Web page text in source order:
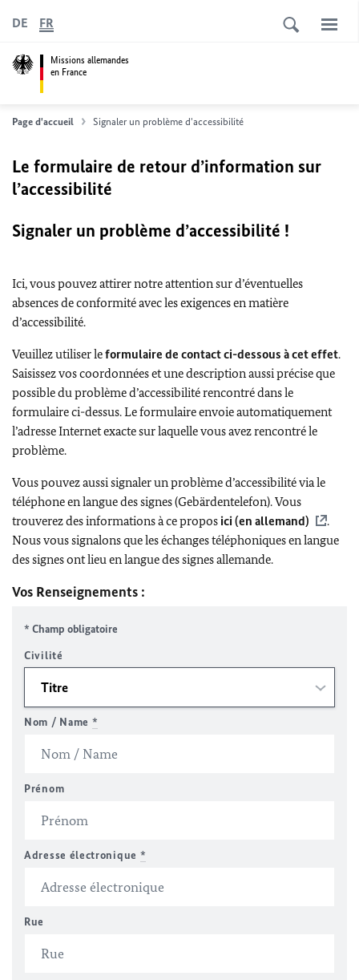
Missions allemandes
en France
DE FR
Page d'accueil Signaler un problème d'accessibilité
Le formulaire de retour d’information sur
l’accessibilité
Signaler un problème d’accessibilité !
Ici, vous pouvez attirer notre attention sur d’éventuelles
absences de conformité avec les exigences en matière
d’accessibilité.
Veuillez utiliser leformulaire de contact ci-dessous à cet effet.
Saisissez vos coordonnées et une description aussi précise que
possible du problème d’accessibilité rencontré dans le
formulaire ci-dessus. Le formulaire envoie automatiquement
l’adresse Internet exacte sur laquelle vous avez rencontré le
problème.
Vous pouvez aussi signaler un problème d’accessibilité via le
téléphone en langue des signes (Gebärdentelefon). Vous
trouverez des informations à ce propos ici (en allemand)
.
Nous vous signalons que les échanges téléphoniques en langue
des signes ont lieu en langue des signes allemande.
Vos Renseignements :
* Champ obligatoire
Civilité
Nom / Name *
Prénom
Adresse électronique *
Rue